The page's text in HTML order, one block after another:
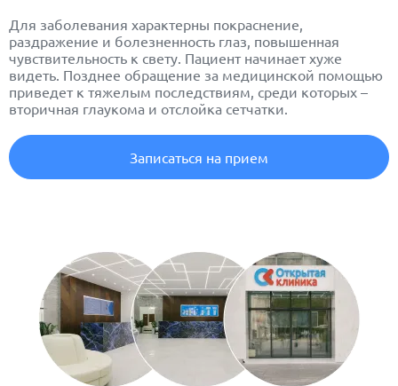
Для заболевания характерны покраснение,
раздражение и болезненность глаз, повышенная
чувствительность к свету. Пациент начинает хуже
видеть. Позднее обращение за медицинской помощью
приведет к тяжелым последствиям, среди которых –
вторичная глаукома и отслойка сетчатки.
Записаться на прием